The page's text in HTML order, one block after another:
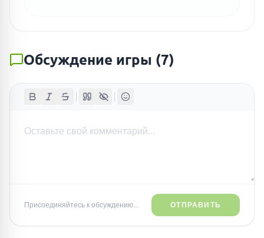
Обсуждение игры (7)
Присоединяйтесь к обсуждению... ОТПРАВИТЬ